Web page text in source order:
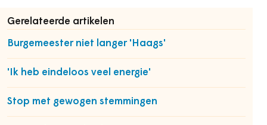
Gerelateerde artikelen
Burgemeester niet langer 'Haags'
'Ik heb eindeloos veel energie'
Stop met gewogen stemmingen